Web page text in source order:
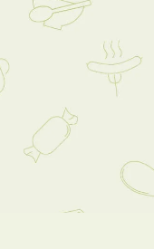
20 min 2 pessoas